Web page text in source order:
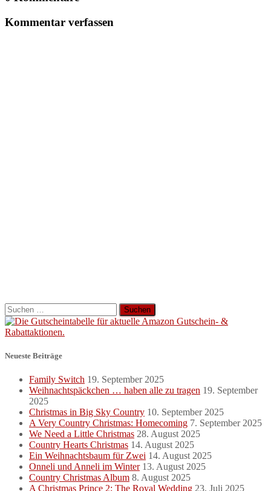
Kommentar verfassen
Suchen
nach:
Neueste Beiträge
Family Switch 19. September 2025
Weihnachtspäckchen … haben alle zu tragen 19. September
2025
Christmas in Big Sky Country 10. September 2025
A Very Country Christmas: Homecoming 7. September 2025
We Need a Little Christmas 28. August 2025
Country Hearts Christmas 14. August 2025
Ein Weihnachtsbaum für Zwei 14. August 2025
Onneli und Anneli im Winter 13. August 2025
Country Christmas Album 8. August 2025
A Christmas Prince 2: The Royal Wedding 23. Juli 2025